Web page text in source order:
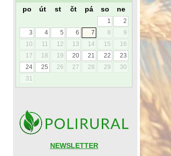
po út st čt pá so ne
1
2
3
4 5 6 7 8
9
10
11 12 13 14 15
16
17
18 19 20 21 22
23
24
25 26 27 28 29
30
31
NEWSLETTER